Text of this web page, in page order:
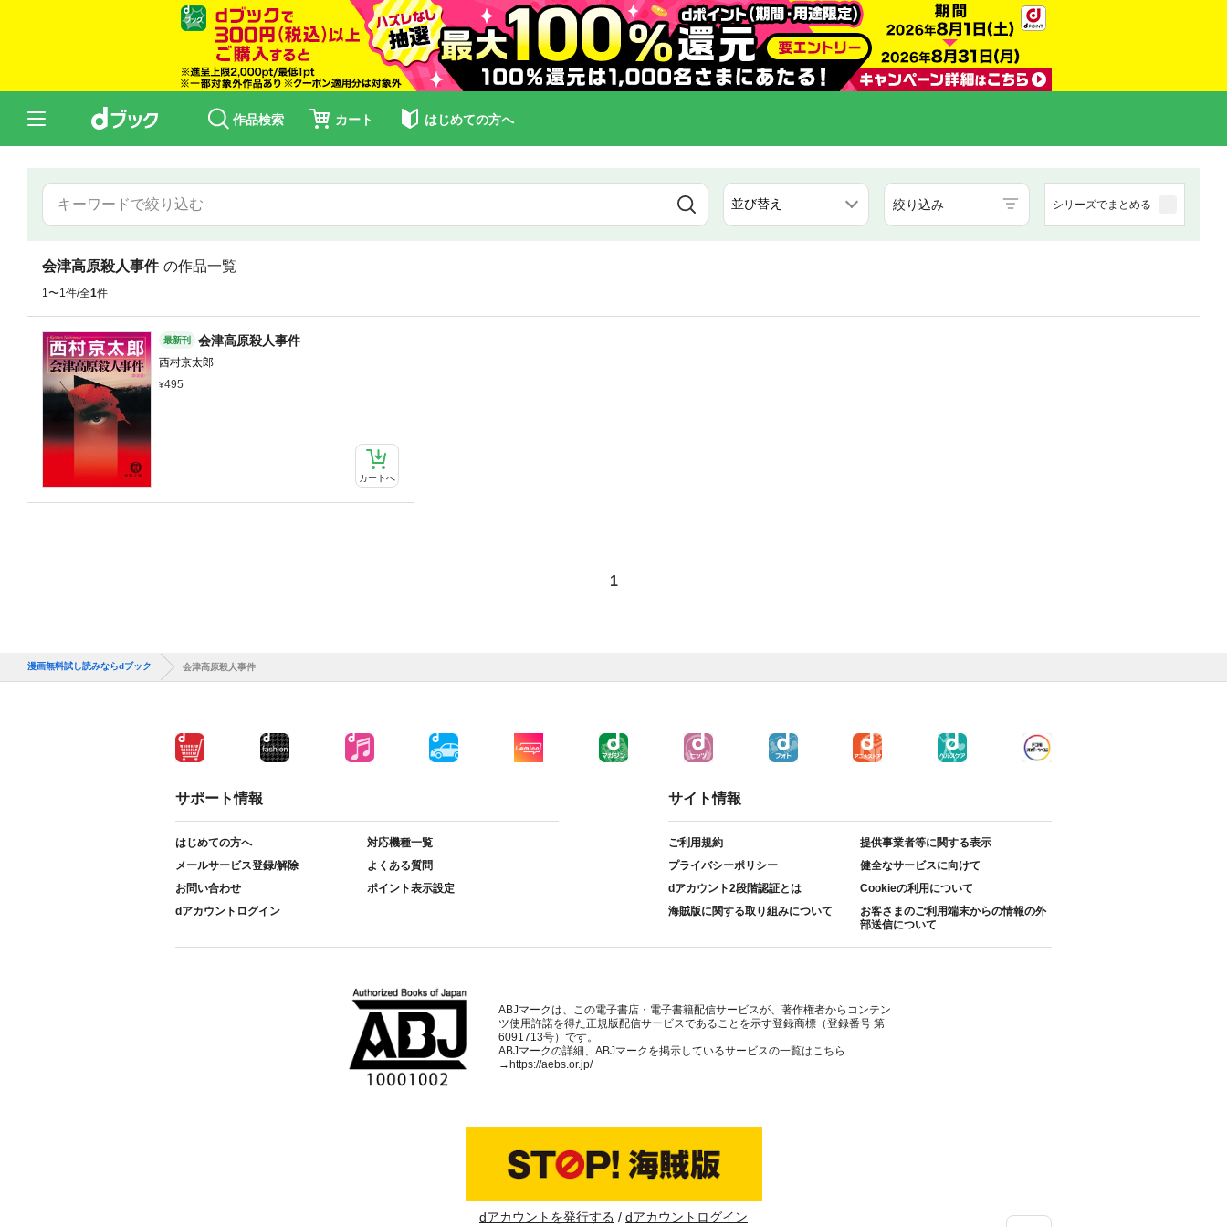
作品検索 カート はじめての方へ
絞り込み シリーズでまとめる
会津高原殺人事件 の作品一覧
1〜1件/全1件
最新刊 会津高原殺人事件
西村京太郎
495
カートへ
1
漫画無料試し読みならdブック 会津高原殺人事件
サポート情報
はじめての方へ
対応機種一覧
メールサービス登録/解除
よくある質問
お問い合わせ
ポイント表示設定
dアカウントログイン
サイト情報
ご利用規約
提供事業者等に関する表示
プライバシーポリシー
健全なサービスに向けて
dアカウント2段階認証とは
Cookieの利用について
海賊版に関する取り組みについて
お客さまのご利用端末からの情報の外
部送信について
ABJマークは、この電子書店・電子書籍配信サービスが、著作権者からコンテン
ツ使用許諾を得た正規版配信サービスであることを示す登録商標（登録番号 第
6091713号）です。
ABJマークの詳細、ABJマークを掲示しているサービスの一覧はこちら
→https://aebs.or.jp/
dアカウントを発行する dアカウントログイン